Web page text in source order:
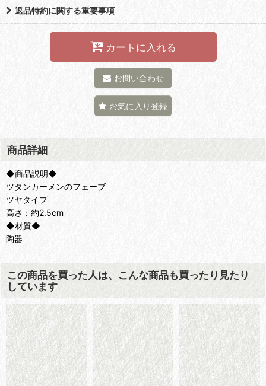
返品特約に関する重要事項
カートに入れる
お問い合わせ
お気に入り登録
商品詳細
◆商品説明◆
ツタンカーメンのフェーブ
ツヤタイプ
高さ：約2.5cm
◆材質◆
陶器
この商品を買った人は、こんな商品も買ったり見たり
しています